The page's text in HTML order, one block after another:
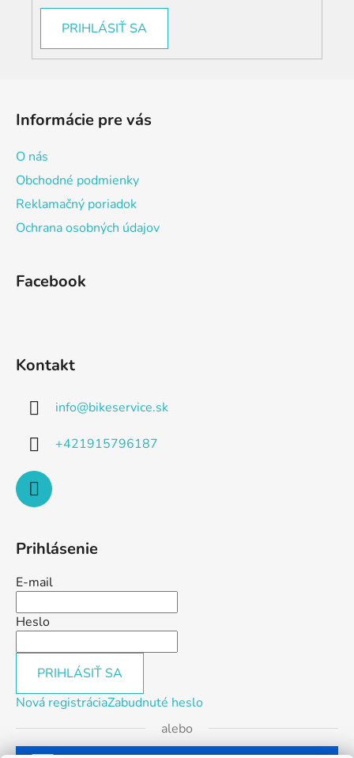
PRIHLÁSIŤ SA
Informácie pre vás
O nás
Obchodné podmienky
Reklamačný poriadok
Ochrana osobných údajov
Facebook
Kontakt
info@bikeservice.sk
+421915796187
Prihlásenie
E-mail
Heslo
PRIHLÁSIŤ SA
Nová registráciaZabudnuté heslo
alebo